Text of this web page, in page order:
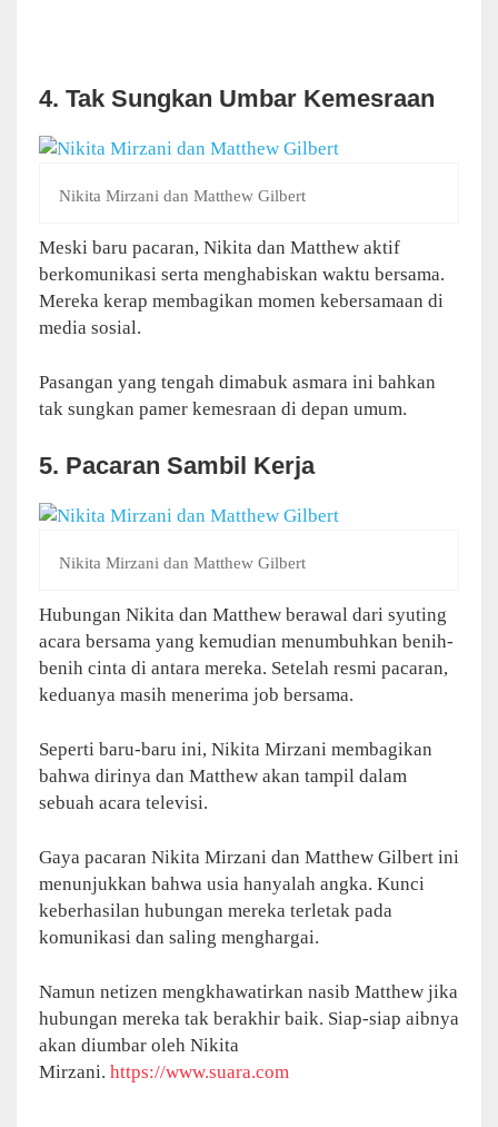
4. Tak Sungkan Umbar Kemesraan
Nikita Mirzani dan Matthew Gilbert
Meski baru pacaran, Nikita dan Matthew aktif
berkomunikasi serta menghabiskan waktu bersama.
Mereka kerap membagikan momen kebersamaan di
media sosial.
Pasangan yang tengah dimabuk asmara ini bahkan
tak sungkan pamer kemesraan di depan umum.
5. Pacaran Sambil Kerja
Nikita Mirzani dan Matthew Gilbert
Hubungan Nikita dan Matthew berawal dari syuting
acara bersama yang kemudian menumbuhkan benih-
benih cinta di antara mereka. Setelah resmi pacaran,
keduanya masih menerima job bersama.
Seperti baru-baru ini, Nikita Mirzani membagikan
bahwa dirinya dan Matthew akan tampil dalam
sebuah acara televisi.
Gaya pacaran Nikita Mirzani dan Matthew Gilbert ini
menunjukkan bahwa usia hanyalah angka. Kunci
keberhasilan hubungan mereka terletak pada
komunikasi dan saling menghargai.
Namun netizen mengkhawatirkan nasib Matthew jika
hubungan mereka tak berakhir baik. Siap-siap aibnya
akan diumbar oleh Nikita
Mirzani. https://www.suara.com